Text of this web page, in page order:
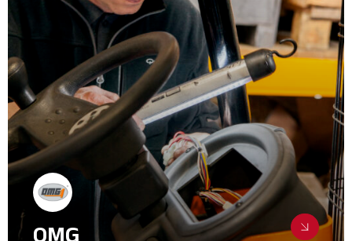
Relations Presse
Industrie, intralogistique & Services
IT & High Tech